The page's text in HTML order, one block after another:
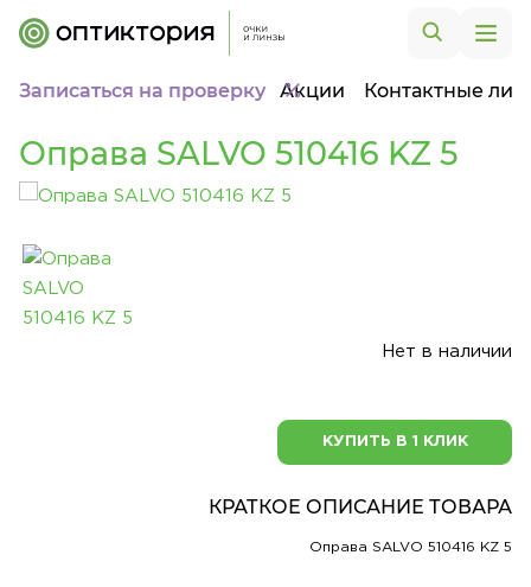
Записаться на проверку Акции Контактные
Оправа SALVO 510416 KZ 5
Нет в наличии
КУПИТЬ В 1 КЛИК
КРАТКОЕ ОПИСАНИЕ ТОВАРА
Оправа SALVO 510416 KZ 5